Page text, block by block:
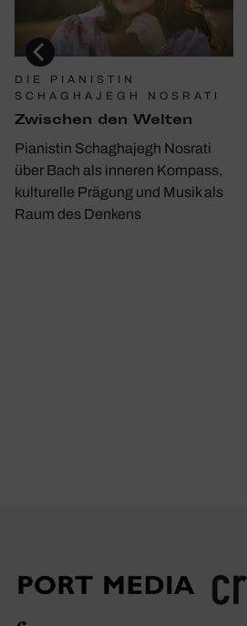
DIE PIANISTIN
SCHAGHAJEGH NOSRATI
Zwischen den Welten
Pianistin Schaghajegh Nosrati
über Bach als inneren Kompass,
kulturelle Prägung und Musik als
Raum des Denkens